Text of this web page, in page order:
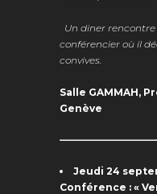
Un diner
conférencier où il
convives.
Salle GAMMAH,
Genève
Jeudi 24
Conférence : «